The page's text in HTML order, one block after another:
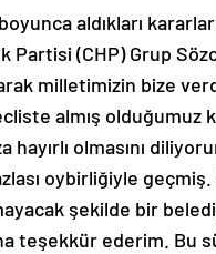
aldıkları
Partisi (CHP) Grup
milletimizin bize
almış olduğumuz
hayırlı olmasını
oybirliğiyle
şekilde bir
teşekkür ederim. Bu